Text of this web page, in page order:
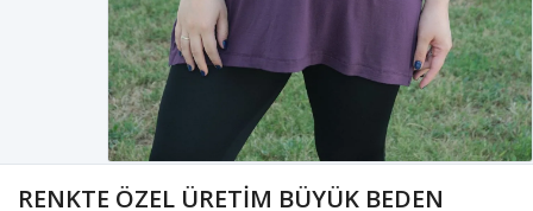
RENKTE ÖZEL ÜRETİM BÜYÜK BEDEN